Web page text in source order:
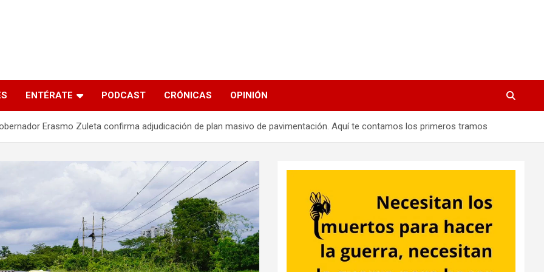
ENTÉRATE PODCAST CRÓNICAS OPINIÓN
Erasmo Zuleta confirma adjudicación de plan masivo de pavimentación. Aquí te contamos los primeros tramos